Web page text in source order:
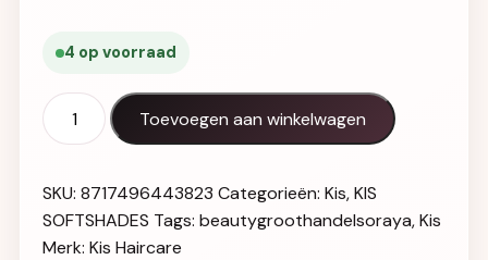
4 op voorraad
Kis Softshades 08B aantal
Toevoegen aan winkelwagen
SKU: 8717496443823 Categorieën: Kis,KIS
SOFTSHADES Tags: beautygroothandelsoraya,Kis
Merk: Kis Haircare